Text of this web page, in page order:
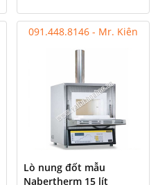
091.448.8146 - Mr. Kiên
Lò nung đốt mẫu
Nabertherm 15 lít